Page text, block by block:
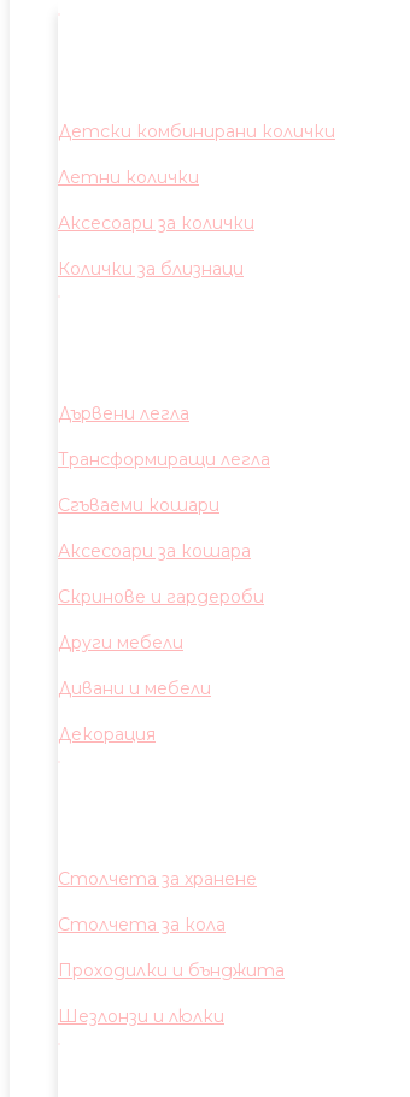
Детски комбинирани колички
Летни колички
Аксесоари за колички
Колички за близнаци
Дървени легла
Трансформиращи легла
Сгъваеми кошари
Аксесоари за кошара
Скринове и гардероби
Други мебели
Дивани и мебели
Декорация
Столчета за хранене
Столчета за кола
Проходилки и бънджита
Шезлонзи и люлки